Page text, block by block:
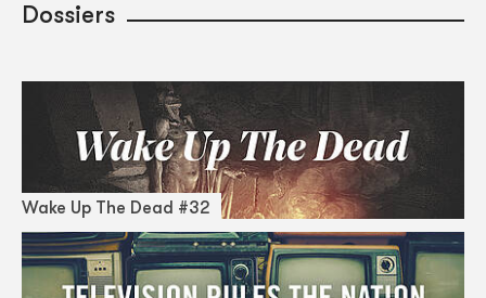
Dossiers
Wake Up The Dead #32